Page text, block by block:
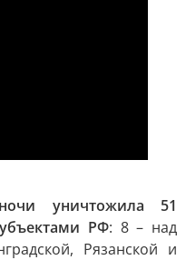
уничтожила 51
РФ: 8 – над
Рязанской и